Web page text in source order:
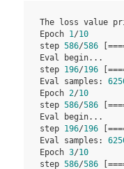
The loss value
Epoch 1/10
step 586/586
Eval begin...
step 196/196
Eval samples:
Epoch 2/10
step 586/586
Eval begin...
step 196/196
Eval samples:
Epoch 3/10
step 586/586